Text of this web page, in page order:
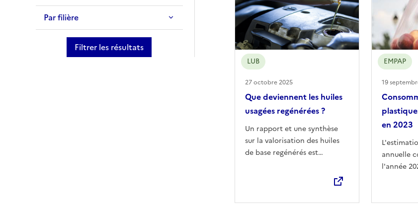
Par filière
Que deviennent les huiles
usagées regénérées ?
Un rapport et une synthèse
sur la valorisation des huiles
de base regénérés est
27 octobre 2025
LUB
en 2023
annuelle
l'année
19
EMPAP